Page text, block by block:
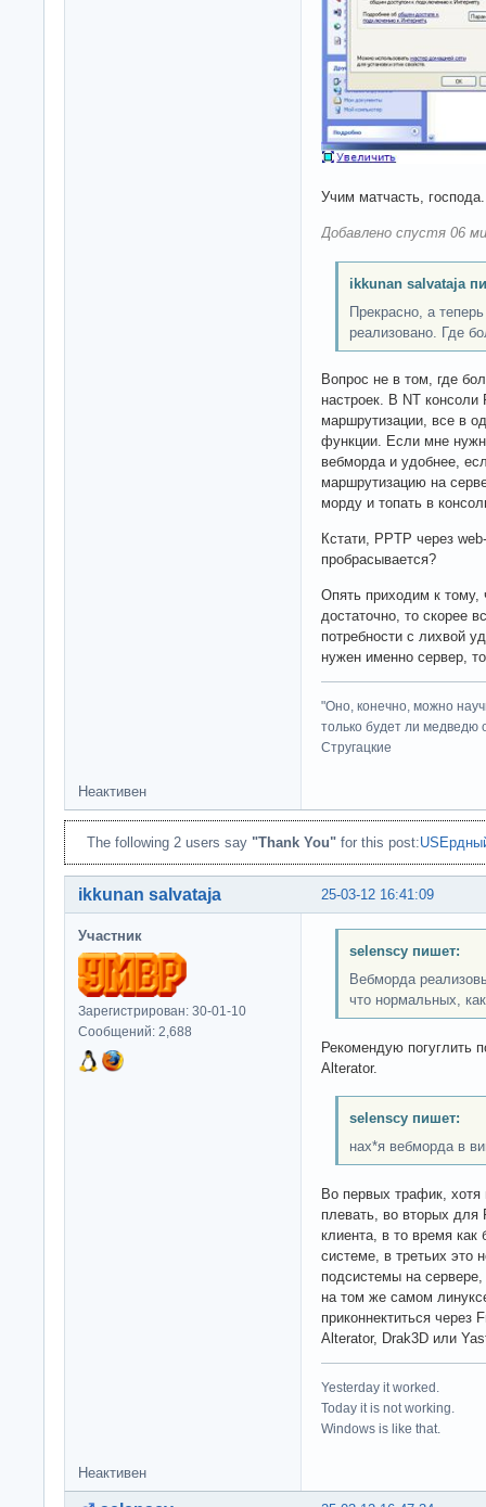
Учим матчасть, господа.
Добавлено спустя 06
ikkunan salvataja
Прекрасно, а
реализовано. Где
Вопрос не в том, где
настроек. В NT консоли
маршрутизации, все в
функции. Если мне
вебморда и удобнее,
маршрутизацию на
морду и топать в
Кстати, PPTP через
пробрасывается?
Опять приходим к
достаточно, то скорее
потребности с лихвой
нужен именно сервер,
"Оно, конечно, можно
только будет ли медведю
Стругацкие
Неактивен
The following 2 users say "Thank You" for this post:
25-03-12 16:41:09
ikkunan salvataja
Участник
Зарегистрирован: 30-01-10
Сообщений: 2,688
selenscy пишет:
Вебморда
что нормальных,
Рекомендую погуглить
Alterator.
selenscy пишет:
нах*я вебморда в
Во первых трафик, хотя
плевать, во вторых для
клиента, в то время как
системе, в третьих это
подсистемы на
на том же самом
приконнектиться через
Alterator, Drak3D или
Yesterday it worked.
Today it is not working.
Windows is like that.
Неактивен